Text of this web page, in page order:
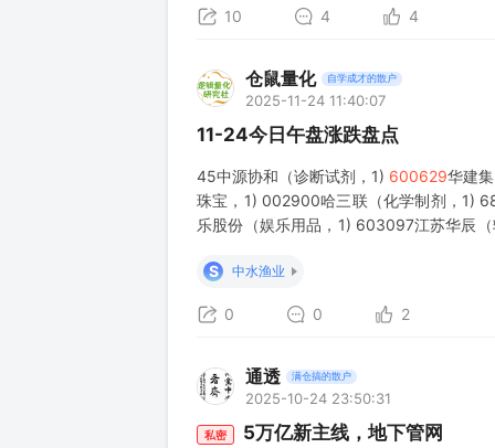
10 4 4
仓鼠量化 自学成才的散户
2025-11-24 11:40:07
11-24今日午盘涨跌盘点
45中源协和（诊断试剂，1) 600629华建
珠宝，1) 002900哈三联（化学制剂，1)
乐股份（娱乐用品，1) 603097江苏华辰
S
中水渔业
0 0 2
通透 满仓搞的散户
2025-10-24 23:50:31
私密 5万亿新主线，地下管网